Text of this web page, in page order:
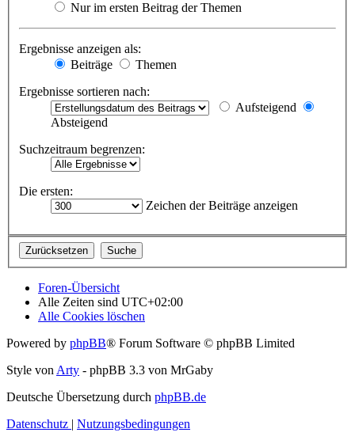
Nur im ersten Beitrag der Themen
Ergebnisse anzeigen als:
Beiträge
Themen
Ergebnisse sortieren nach:
Aufsteigend
Absteigend
Suchzeitraum begrenzen:
Die ersten:
Zeichen der Beiträge anzeigen
Foren-Übersicht
Alle Zeiten sind UTC+02:00
Alle Cookies löschen
Powered by phpBB® Forum Software © phpBB Limited
Style von Arty - phpBB 3.3 von MrGaby
Deutsche Übersetzung durch phpBB.de
Datenschutz | Nutzungsbedingungen